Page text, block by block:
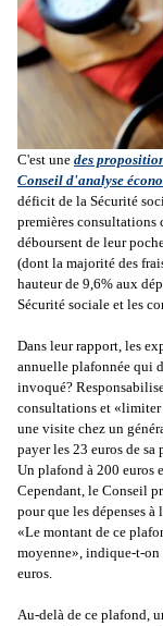
C'est une des
Conseil d'analyse
déficit de la Sécurité
premières consultations
déboursent de leur
(dont la majorité des
hauteur de 9,6% aux
Sécurité sociale et les
Dans leur rapport, les
annuelle plafonnée qui
invoqué?
consultations et «limiter
une visite chez un
payer les 23 euros de sa
Un plafond à 200 euros
Cependant, le Conseil
pour que les dépenses
«Le montant de ce
moyenne», indique-t-
euros.
Au-delà de ce plafond,